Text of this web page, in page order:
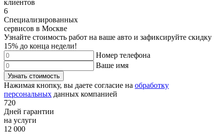
клиентов
6
Специализированных
сервисов в Москве
Узнайте стоимость работ на ваше авто и зафиксируйте скидку
15% до конца недели!
Номер телефона
Ваше имя
Узнать стоимость
Нажимая кнопку, вы даете согласие на обработку
персональных данных компанией
720
Дней гарантии
на услуги
12 000